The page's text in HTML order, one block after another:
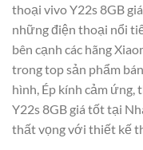
thoại vivo Y22s 8GB
những điện thoại nổi
bên cạnh các hãng
trong top sản phẩm
hình, Ép kính cảm
Y22s 8GB giá tốt tại
thất vọng với thiết kế